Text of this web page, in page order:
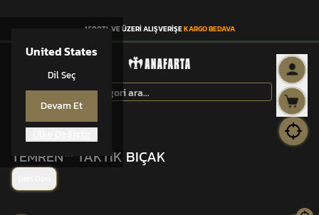
United States
Dil Seç
Devam Et
1.500TL VE ÜZERİ ALIŞVERİŞEKARGO BEDAVA
TEMREN™
TEMREN™ TAKTİK BIÇAK